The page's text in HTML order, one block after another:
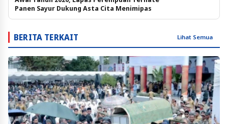
Panen Sayur Dukung Asta Cita Menimipas
BERITA TERKAIT Lihat Semua